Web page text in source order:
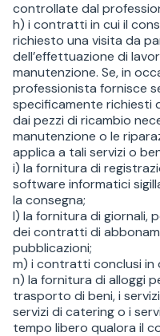
controllate dal
h) i contratti in cui il
richiesto una visita da
dell’effettuazione di
manutenzione. Se, in
professionista fornisce
specificamente richiesti
dai pezzi di ricambio
manutenzione o le
applica a tali servizi o
i) la fornitura di
software informatici
la consegna;
l) la fornitura di giornali,
dei contratti di
pubblicazioni;
m) i contratti conclusi in
n) la fornitura di alloggi
trasporto di beni, i
servizi di catering o i
tempo libero qualora il